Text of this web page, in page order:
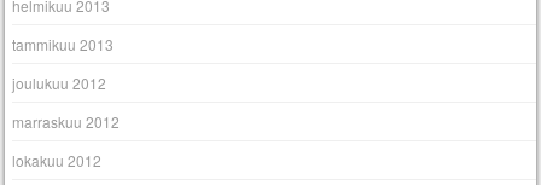
helmikuu 2013
tammikuu 2013
joulukuu 2012
marraskuu 2012
lokakuu 2012